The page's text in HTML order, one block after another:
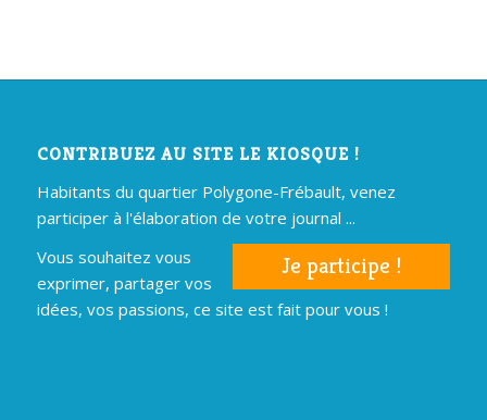
CONTRIBUEZ AU SITE LE KIOSQUE !
Habitants du quartier Polygone-Frébault, venez
participer à l'élaboration de votre journal ...
Je participe !
Vous souhaitez vous
exprimer, partager vos
idées, vos passions, ce site est fait pour vous !